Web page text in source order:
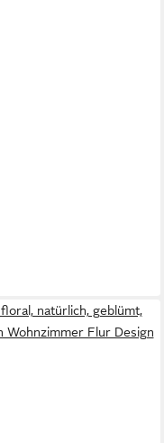
natürlich, geblümt,
Wohnzimmer Flur Design